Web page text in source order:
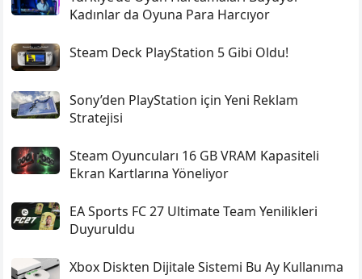
Kadınlar da Oyuna Para Harcıyor
Steam Deck PlayStation 5 Gibi Oldu!
Sony’den PlayStation için Yeni Reklam
Stratejisi
Steam Oyuncuları 16 GB VRAM Kapasiteli
Ekran Kartlarına Yöneliyor
EA Sports FC 27 Ultimate Team Yenilikleri
Duyuruldu
Xbox Diskten Dijitale Sistemi Bu Ay Kullanıma